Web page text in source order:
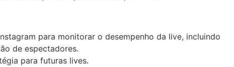
para monitorar o desempenho da live, incluindo
de espectadores.
para futuras lives.